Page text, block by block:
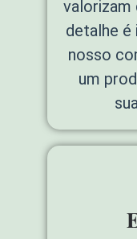
valorizam
detalhe é
nosso
um